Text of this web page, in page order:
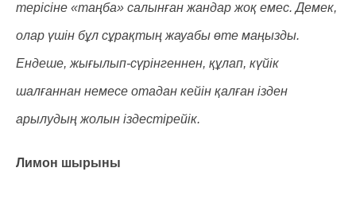
терісіне «таңба» салынған жандар жоқ емес. Демек,
олар үшін бұл сұрақтың жауабы өте маңызды.
Ендеше, жығылып-сүрінгеннен, құлап, күйік
шалғаннан немесе отадан кейін қалған ізден
арылудың жолын іздестірейік.
Лимон шырыны